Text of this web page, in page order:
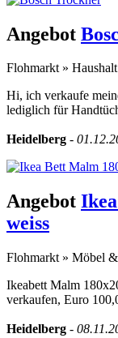
Angebot
Flohmarkt »
Hi, ich verkaufe
lediglich für
Heidelberg -
Angebot
weiss
Flohmarkt » Möbel
Ikeabett Malm
verkaufen, Euro
Heidelberg -